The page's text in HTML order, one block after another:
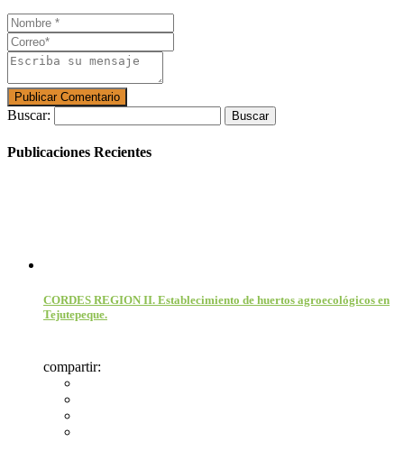
Buscar:
Publicaciones Recientes
CORDES REGION II. Establecimiento de huertos agroecológicos en
Tejutepeque.
compartir: